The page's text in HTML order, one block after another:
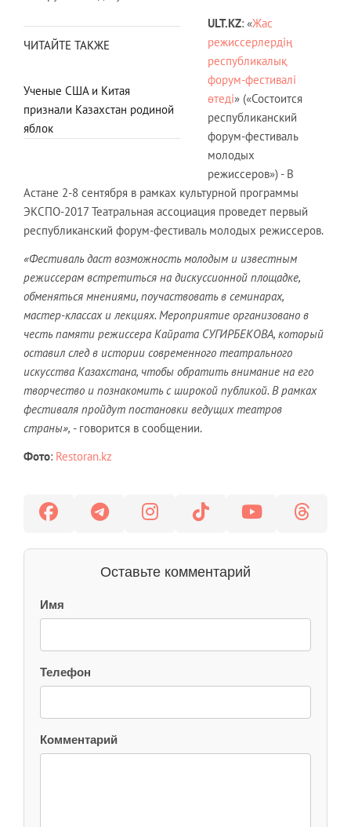
ЧИТАЙТЕ ТАКЖЕ
Ученые США и Китая
признали Казахстан родиной
яблок
ULT.KZ: «Жас
режиссерлердің
республикалық
форум-фестивалі
өтеді» («Состоится
республиканский
форум-фестиваль
молодых
режиссеров») - В
Астане 2-8 сентября в рамках культурной программы
ЭКСПО-2017 Театральная ассоциация проведет первый
республиканский форум-фестиваль молодых режиссеров.
«Фестиваль даст возможность молодым и известным
режиссерам встретиться на дискуссионной площадке,
обменяться мнениями, поучаствовать в семинарах,
мастер-классах и лекциях. Мероприятие организовано в
честь памяти режиссера Кайрата СУГИРБЕКОВА, который
оставил след в истории современного театрального
искусства Казахстана, чтобы обратить внимание на его
творчество и познакомить с широкой публикой. В рамках
фестиваля пройдут постановки ведущих театров
страны», - говорится в сообщении.
Фото: Restoran.kz
Оставьте комментарий
Имя
Телефон
Комментарий